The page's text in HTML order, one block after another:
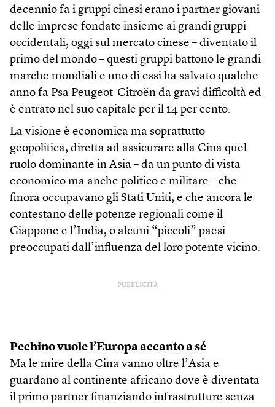
decennio fa i gruppi cinesi erano i partner giovani
delle imprese fondate insieme ai grandi gruppi
occidentali; oggi sul mercato cinese – diventato il
primo del mondo – questi gruppi battono le grandi
marche mondiali e uno di essi ha salvato qualche
anno fa Psa Peugeot-Citroën da gravi difficoltà ed
è entrato nel suo capitale per il 14 per cento.
La visione è economica ma soprattutto
geopolitica, diretta ad assicurare alla Cina quel
ruolo dominante in Asia – da un punto di vista
economico ma anche politico e militare – che
finora occupavano gli Stati Uniti, e che ancora le
contestano delle potenze regionali come il
Giappone e l’India, o alcuni “piccoli” paesi
preoccupati dall’influenza del loro potente vicino.
PUBBLICITÀ
Pechino vuole l’Europa accanto a sé
Ma le mire della Cina vanno oltre l’Asia e
guardano al continente africano dove è diventata
il primo partner finanziando infrastrutture senza